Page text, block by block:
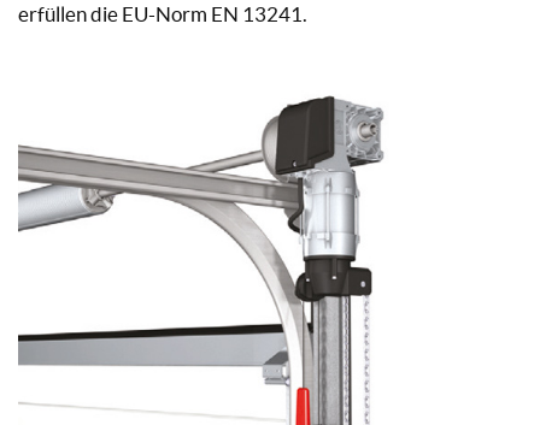
erfüllen die EU-Norm EN 13241.